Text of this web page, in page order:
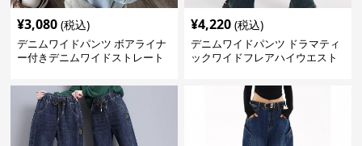
¥3,080 (税込)
デニムワイドパンツ ボアライナ
ー付きデニムワイドストレート
¥4,220 (税込)
デニムワイドパンツ ドラマティ
ックワイドフレアハイウエスト